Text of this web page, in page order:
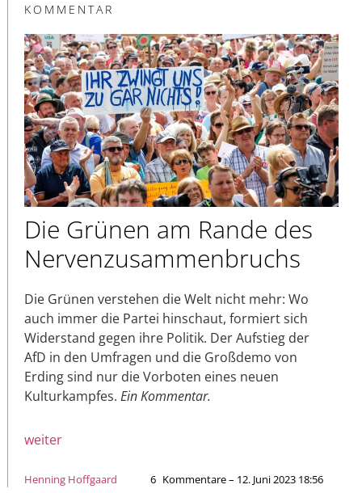
KOMMENTAR
Die Grünen am Rande des
Nervenzusammenbruchs
Die Grünen verstehen die Welt nicht mehr: Wo
auch immer die Partei hinschaut, formiert sich
Widerstand gegen ihre Politik. Der Aufstieg der
AfD in den Umfragen und die Großdemo von
Erding sind nur die Vorboten eines neuen
Kulturkampfes. Ein Kommentar.
weiter
Henning Hoffgaard 6 Kommentare – 12. Juni 2023 18:56